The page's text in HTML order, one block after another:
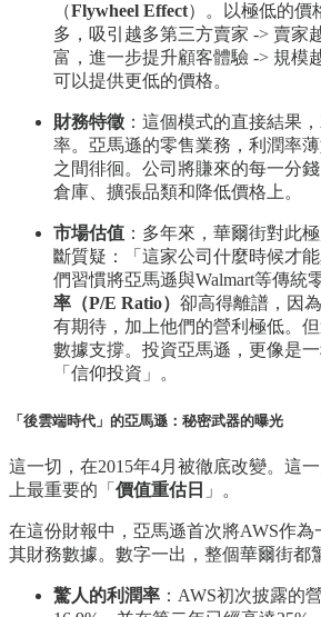
（Flywheel Effect）。以極低的價
多，吸引越多第三方賣家 -> 賣家
富，進一步提升顧客體驗 -> 規模
可以提供更低的價格。
財務特徵 ：這個模式的直接結果
率。亞馬遜的零售業務，利潤率
之間徘徊。公司將賺來的每一分
倉庫、擴張品類和降低價格上。
市場估值 ：多年來，華爾街對此
斷質疑：「這家公司什麼時候才
們習慣將亞馬遜與Walmart等傳統
率（P/E Ratio） 卻高得離譜，因
有期待，加上他們的營利極低。
數據支撐。投資亞馬遜，更像是
「信仰投資」。
「後雲端時代」的亞馬遜：秘密武器的曝光
這一切，在2015年4月被徹底改變。這
上最重要的「 價值重估日 」。
在這份財報中，亞馬遜首次將AWS作
其財務數據。數字一出，整個華爾街都
驚人的利潤率 ：AWS初次披露的